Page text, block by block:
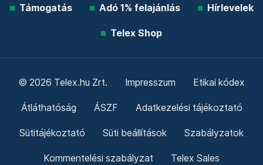
Támogatás Adó 1% felajánlás Hírlevelek
Telex Shop
© 2026 Telex.hu Zrt. Impresszum Etikai kódex
Átláthatóság ÁSZF Adatkezelési tájékoztató
Sütitájékoztató Süti beállítások Szabályzatok
Kommentelési szabályzat Telex Sales